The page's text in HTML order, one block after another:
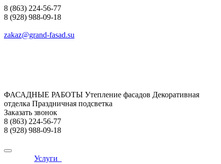
8 (863) 224-56-77
8 (928) 988-09-18
zakaz@grand-fasad.su
ФАСАДНЫЕ РАБОТЫ Утепление фасадов Декоративная
отделка Праздничная подсветка
Заказать звонок
8 (863) 224-56-77
8 (928) 988-09-18
Услуги